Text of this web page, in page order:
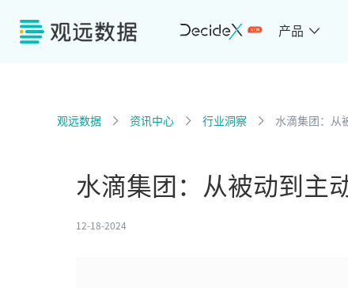
产品
观远数据 资讯中心 行业洞察 水滴集团：从
水滴集团：从被动到主
12-18-2024